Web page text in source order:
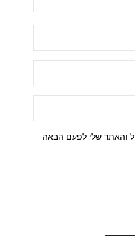
והאתר שלי לפעם הבאה